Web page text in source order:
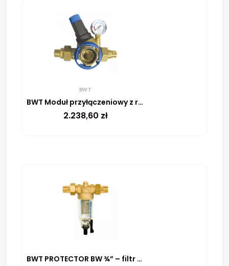
BWT
BWT Moduł przyłączeniowy z reduktorem ciśnienia DR 1½”
2.238,60 zł
BWT PROTECTOR BW ¾” – filtr mechaniczny z płukaniem wstecznym (90 µm)